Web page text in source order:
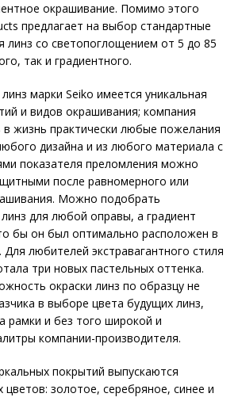
окрашивание. Помимо этого
предлагает на выбор стандартные
линз со светопоглощением от 5 до 85
так и градиентного.
марки Seiko имеется уникальная
и видов окрашивания; компания
жизнь практически любые пожелания
дизайна и из любого материала с
показателя преломления можно
после равномерного или
Можно подобрать
для любой оправы, а градиент
бы он был оптимально расположен в
любителей экстравагантного стиля
три новых пастельных оттенка.
окраски линз по образцу не
в выборе цвета будущих линз,
рамки и без того широкой и
компании-производителя.
покрытий выпускаются
цветов: золотое, серебряное, синее и